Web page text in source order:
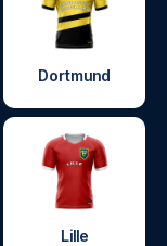
Dortmund
Lille